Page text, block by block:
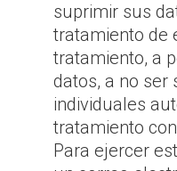
suprimir sus
tratamiento de
tratamiento, a
datos, a no ser
individuales
tratamiento
Para ejercer